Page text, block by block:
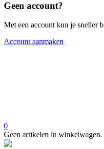
Geen account?
Met een account kun je sneller
Account aanmaken
0
Geen artikelen in winkelwagen.